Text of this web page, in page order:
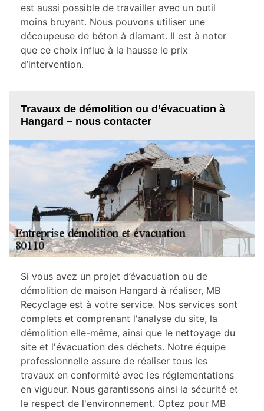
est aussi possible de travailler avec un outil
moins bruyant. Nous pouvons utiliser une
découpeuse de béton à diamant. Il est à noter
que ce choix influe à la hausse le prix
d’intervention.
Travaux de démolition ou d’évacuation à
Hangard – nous contacter
Si vous avez un projet d’évacuation ou de
démolition de maison Hangard à réaliser, MB
Recyclage est à votre service. Nos services sont
complets et comprenant l'analyse du site, la
démolition elle-même, ainsi que le nettoyage du
site et l'évacuation des déchets. Notre équipe
professionnelle assure de réaliser tous les
travaux en conformité avec les réglementations
en vigueur. Nous garantissons ainsi la sécurité et
le respect de l'environnement. Optez pour MB